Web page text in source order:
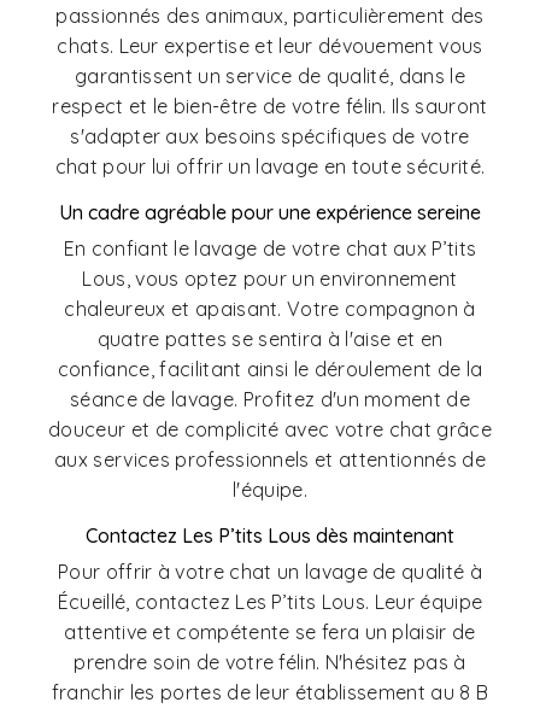
passionnés des animaux, particulièrement des
chats. Leur expertise et leur dévouement vous
garantissent un service de qualité, dans le
respect et le bien-être de votre félin. Ils sauront
s'adapter aux besoins spécifiques de votre
chat pour lui offrir un lavage en toute sécurité.
Un cadre agréable pour une expérience sereine
En confiant le lavage de votre chat aux P’tits
Lous, vous optez pour un environnement
chaleureux et apaisant. Votre compagnon à
quatre pattes se sentira à l'aise et en
confiance, facilitant ainsi le déroulement de la
séance de lavage. Profitez d'un moment de
douceur et de complicité avec votre chat grâce
aux services professionnels et attentionnés de
l'équipe.
Contactez Les P’tits Lous dès maintenant
Pour offrir à votre chat un lavage de qualité à
Écueillé, contactez Les P’tits Lous. Leur équipe
attentive et compétente se fera un plaisir de
prendre soin de votre félin. N'hésitez pas à
franchir les portes de leur établissement au 8 B